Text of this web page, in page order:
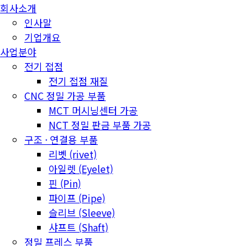
회사소개
인사말
기업개요
사업분야
전기 접점
전기 접점 재질
CNC 정밀 가공 부품
MCT 머시닝센터 가공
NCT 정밀 판금 부품 가공
구조 · 연결용 부품
리벳 (rivet)
아일렛 (Eyelet)
핀 (Pin)
파이프 (Pipe)
슬리브 (Sleeve)
샤프트 (Shaft)
정밀 프레스 부품